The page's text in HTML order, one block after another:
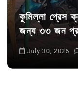
কুমিল্লা প্রেস
জন্য ৩৩ জন
July 30, 2026